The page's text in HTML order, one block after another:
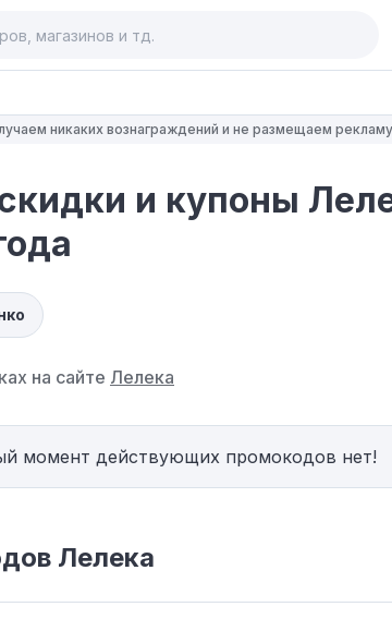
никаких вознаграждений и не размещаем
и купоны
на сайте Лелека
момент действующих промокодов нет!
Лелека